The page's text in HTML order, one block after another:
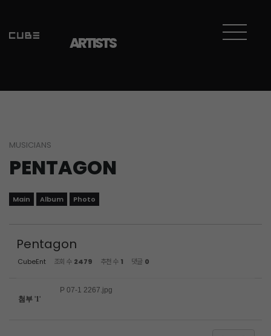
ARTISTS
MUSICIANS
PENTAGON
Main Album Photo
Pentagon
CubeEnt 조회 수 2479 추천 수 1 댓글 0
첨부 '1'
P 07-1 2267.jpg